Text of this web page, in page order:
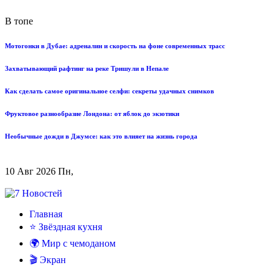
В топе
Мотогонки в Дубае: адреналин и скорость на фоне современных трасс
Захватывающий рафтинг на реке Тришули в Непале
Как сделать самое оригинальное селфи: секреты удачных снимков
Фруктовое разнообразие Лондона: от яблок до экзотики
Необычные дожди в Джумсе: как это влияет на жизнь города
10 Авг 2026 Пн,
Главная
⭐ Звёздная кухня
🌍 Мир с чемоданом
🎬 Экран